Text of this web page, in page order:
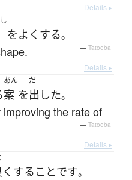
Details ▸
をよくする。
— Tatoeba
Details ▸
あん
案 を
だ
出した。
the rate of
— Tatoeba
Details ▸
する ことです。